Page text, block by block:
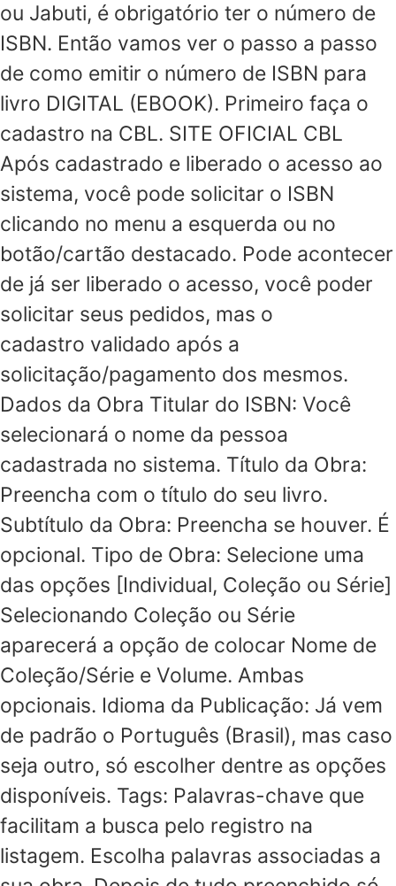
ou Jabuti, é obrigatório ter o número de
ISBN. Então vamos ver o passo a passo
de como emitir o número de ISBN para
livro DIGITAL (EBOOK). Primeiro faça o
cadastro na CBL. SITE OFICIAL CBL
Após cadastrado e liberado o acesso ao
sistema, você pode solicitar o ISBN
clicando no menu a esquerda ou no
botão/cartão destacado. Pode acontecer
de já ser liberado o acesso, você poder
solicitar seus pedidos, mas o
cadastro validado após a
solicitação/pagamento dos mesmos.
Dados da Obra Titular do ISBN: Você
selecionará o nome da pessoa
cadastrada no sistema. Título da Obra:
Preencha com o título do seu livro.
Subtítulo da Obra: Preencha se houver. É
opcional. Tipo de Obra: Selecione uma
das opções [Individual, Coleção ou Série]
Selecionando Coleção ou Série
aparecerá a opção de colocar Nome de
Coleção/Série e Volume. Ambas
opcionais. Idioma da Publicação: Já vem
de padrão o Português (Brasil), mas caso
seja outro, só escolher dentre as opções
disponíveis. Tags: Palavras-chave que
facilitam a busca pelo registro na
listagem. Escolha palavras associadas a